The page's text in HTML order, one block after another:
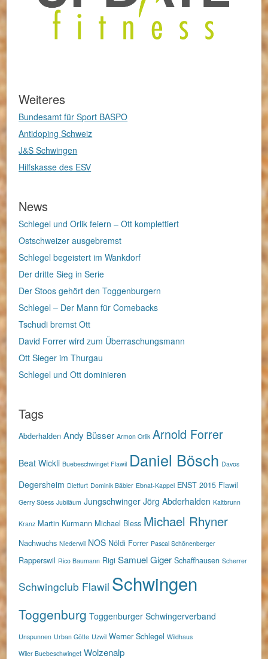
Weiteres
Bundesamt für Sport BASPO
Antidoping Schweiz
J&S Schwingen
Hilfskasse des ESV
News
Schlegel und Orlik feiern – Ott komplettiert
Ostschweizer ausgebremst
Schlegel begeistert im Wankdorf
Der dritte Sieg in Serie
Der Stoos gehört den Toggenburgern
Schlegel – Der Mann für Comebacks
Tschudi bremst Ott
David Forrer wird zum Überraschungsmann
Ott Sieger im Thurgau
Schlegel und Ott dominieren
Tags
Abderhalden Andy Büsser Armon Orlik Arnold Forrer
Beat Wickli Buebeschwinget Flawil Daniel Bösch Davos
Degersheim Dietfurt Dominik Bäbler Ebnat-Kappel ENST 2015 Flawil
Gerry Süess Jubiläum Jungschwinger Jörg Abderhalden Kaltbrunn
Kranz Martin Kurmann Michael Bless Michael Rhyner
Nachwuchs Niederwil NOS Nöldi Forrer Pascal Schönenberger
Rapperswil Rico Baumann Rigi Samuel Giger Schaffhausen Scherrer
Schwingclub Flawil Schwingen
Toggenburg Toggenburger Schwingerverband
Unspunnen Urban Götte Uzwil Werner Schlegel Wildhaus
Wiler Buebeschwinget Wolzenalp